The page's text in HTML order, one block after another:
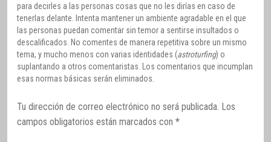
para decirles a las personas cosas que no les dirías en caso de
tenerlas delante. Intenta mantener un ambiente agradable en el que
las personas puedan comentar sin temor a sentirse insultados o
descalificados. No comentes de manera repetitiva sobre un mismo
tema, y mucho menos con varias identidades (astroturfing) o
suplantando a otros comentaristas. Los comentarios que incumplan
esas normas básicas serán eliminados.
Tu dirección de correo electrónico no será publicada. Los
campos obligatorios están marcados con *